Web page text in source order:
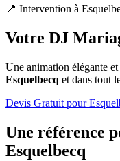
📍 Intervention à
Votre DJ
Une animation élégante
Esquelbecq et dans tout
Devis Gratuit pour
Une référence
Esquelbecq